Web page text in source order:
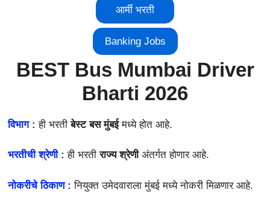
आर्मी भरती
Banking Jobs
BEST Bus Mumbai Driver
Bharti 2026
विभाग :ही भरती बेस्ट बस मुंबईमध्ये होत आहे.
भरतीची श्रेणी :ही भरतीराज्य श्रेणी अंतर्गत होणार आहे.
नोकरीचे ठिकाण :नियुक्त उमेदवाराला मुंबई मध्ये नोकरी मिळणार आहे.